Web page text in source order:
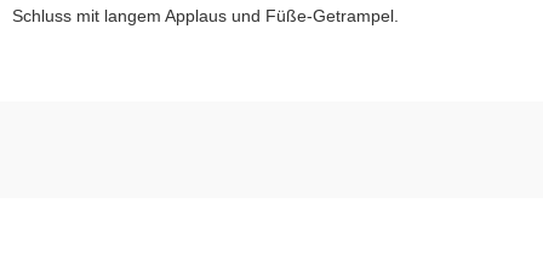
Schluss mit langem Applaus und Füße-Getrampel.